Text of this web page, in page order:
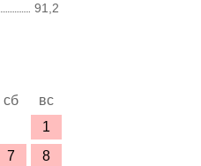
91,2
сб
вс
1
7
8